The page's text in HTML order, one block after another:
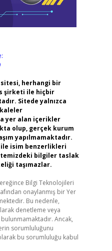
herhangi bir
şirketi ile hiçbir
Sitede yalnızca
yer alan içerikler
olup, gerçek kurum
yapılmamaktadır.
isim benzerlikleri
bilgiler taslak
taşımazlar.
Bilgi Teknolojileri
onaylanmış bir Yer
Bu nedenle,
denetleme veya
Ancak,
sorumluluğunu
bu sorumluluğu kabul